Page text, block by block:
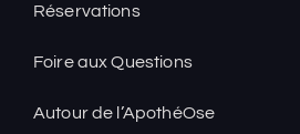
Réservations
Foire aux Questions
Autour de l’ApothéOse